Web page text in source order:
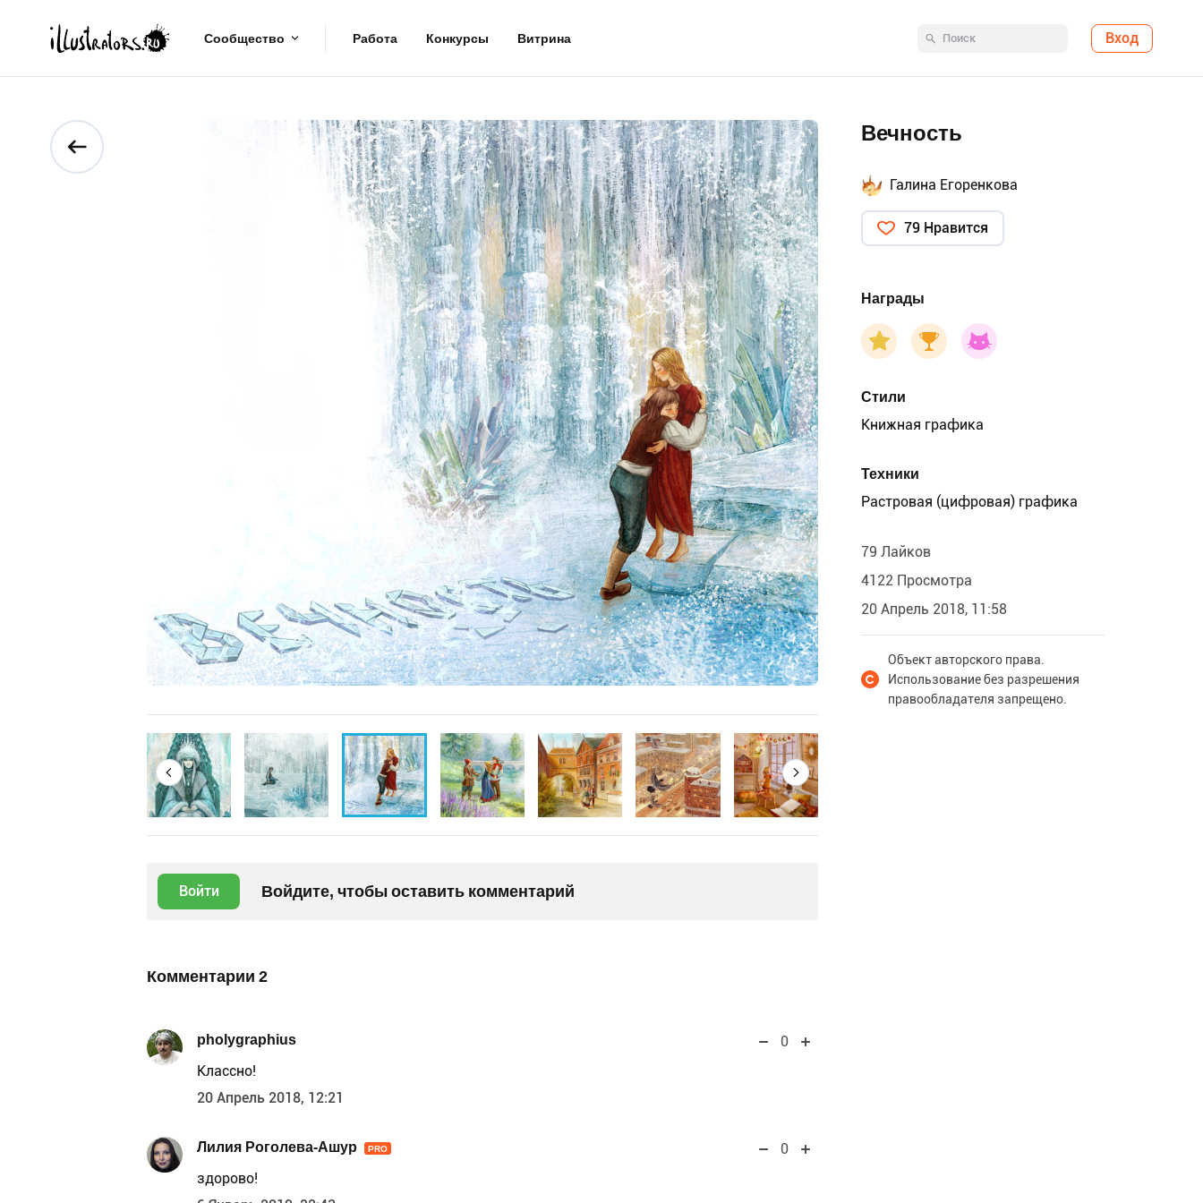
Сообщество Работа Конкурсы Витрина Вход
Войти Войдите, чтобы оставить комментарий
Комментарии 2
pholygraphius
0
Классно!
20 Апрель 2018, 12:21
Лилия Роголева-Ашур PRO
0
здорово!
Вечность
Галина Егоренкова
79 Нравится
Награды
Стили
Книжная графика
Техники
Растровая (цифровая) графика
79 Лайков
4122 Просмотра
20 Апрель 2018, 11:58
Объект авторского права.
Использование без разрешения
правообладателя запрещено.